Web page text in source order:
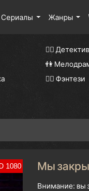
Сериалы Жанры
🕵️‍♂️ Детектив
👫
🧝‍♂️ Фэнтези
1080 Мы
Внимание: вы